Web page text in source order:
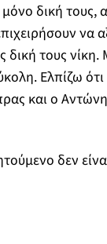
μόνο δική
να
τους νίκη.
Ελπίζω
και ο
δεν